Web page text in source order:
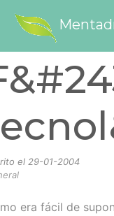
el 29-01-2004
era fácil de